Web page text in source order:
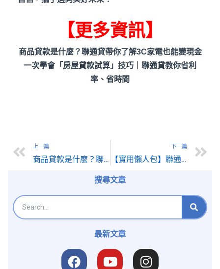
【更多資訊】
商品貸款是什麼？聯通貸帶你了解3C家電也能變現金
一次學會「房屋貸款試算」技巧｜聯通貸教你省利
率、省時間
上一篇
商品貸款是什麼？聯通貸帶你了解3C家電也能變現金
下一篇
【實用懶人包】聯通貸房屋貸款試算詳解＋省錢秘訣大公開
搜尋文章
最新文章